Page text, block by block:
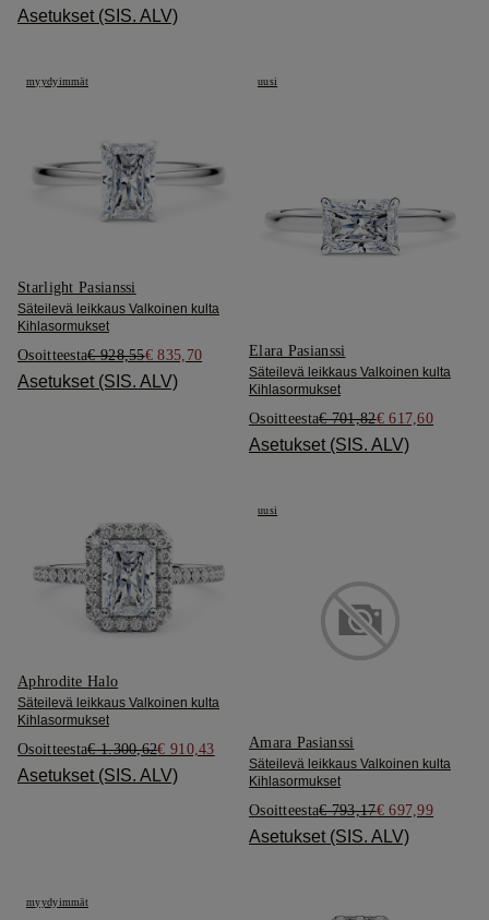
Asetukset (SIS. ALV)
myydyimmät
Starlight Pasianssi
Säteilevä leikkaus Valkoinen kulta
Kihlasormukset
Osoitteesta€ 928,55€ 835,70
Asetukset (SIS. ALV)
uusi
Elara Pasianssi
Säteilevä leikkaus Valkoinen kulta
Kihlasormukset
Osoitteesta€ 701,82€ 617,60
Asetukset (SIS. ALV)
Aphrodite Halo
Säteilevä leikkaus Valkoinen kulta
Kihlasormukset
Osoitteesta€ 1.300,62€ 910,43
Asetukset (SIS. ALV)
uusi
Amara Pasianssi
Säteilevä leikkaus Valkoinen kulta
Kihlasormukset
Osoitteesta€ 793,17€ 697,99
Asetukset (SIS. ALV)
myydyimmät